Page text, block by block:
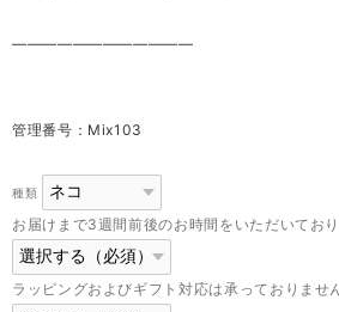
————————————
管理番号：Mix103
種類
お届けまで3週間前後のお時間をいただいており
ラッピングおよびギフト対応は承っておりませ